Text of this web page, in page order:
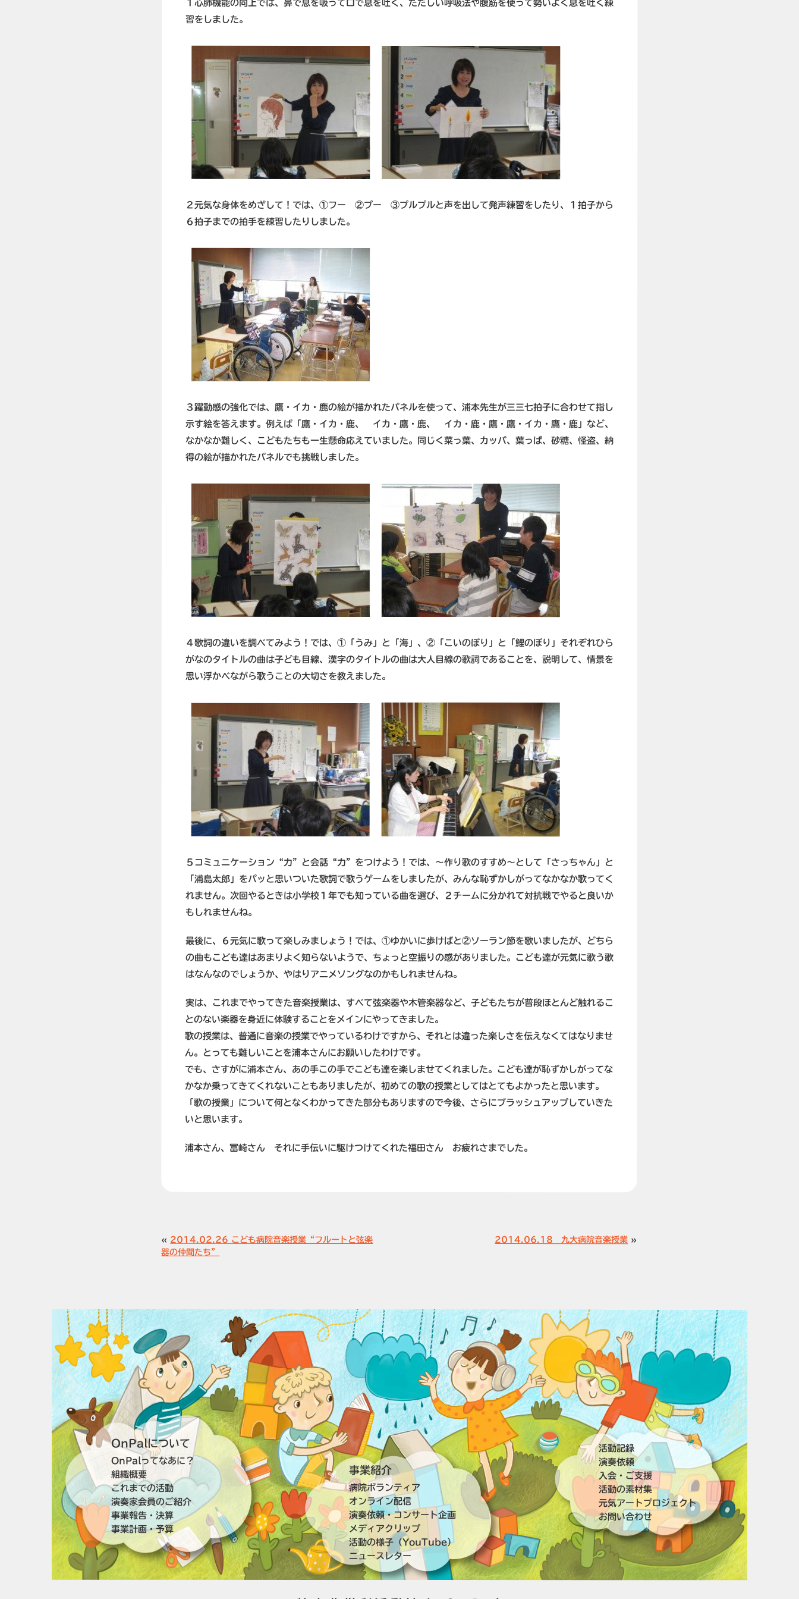
１心肺機能の向上では、鼻で息を吸って口で息を吐く、ただしい呼吸法や腹筋を使って勢いよく息を吐く練
習をしました。
２元気な身体をめざして！では、①フー ②プー ③プルプルと声を出して発声練習をしたり、１拍子から
６拍子までの拍手を練習したりしました。
３躍動感の強化では、鷹・イカ・鹿の絵が描かれたパネルを使って、浦本先生が三三七拍子に合わせて指し
示す絵を答えます。例えば「鷹・イカ・鹿、 イカ・鷹・鹿、 イカ・鹿・鷹・鷹・イカ・鷹・鹿」など、
なかなか難しく、こどもたちも一生懸命応えていました。同じく菜っ葉、カッパ、葉っぱ、砂糖、怪盗、納
得の絵が描かれたパネルでも挑戦しました。
４歌詞の違いを調べてみよう！では、①「うみ」と「海」、②「こいのぼり」と「鯉のぼり」それぞれひら
がなのタイトルの曲は子ども目線、漢字のタイトルの曲は大人目線の歌詞であることを、説明して、情景を
思い浮かべながら歌うことの大切さを教えました。
５コミュニケーション“力”と会話“力”をつけよう！では、～作り歌のすすめ～として「さっちゃん」と
「浦島太郎」をパッと思いついた歌詞で歌うゲームをしましたが、みんな恥ずかしがってなかなか歌ってく
れません。次回やるときは小学校１年でも知っている曲を選び、２チームに分かれて対抗戦でやると良いか
もしれませんね。
最後に、６元気に歌って楽しみましょう！では、①ゆかいに歩けばと②ソーラン節を歌いましたが、どちら
の曲もこども達はあまりよく知らないようで、ちょっと空振りの感がありました。こども達が元気に歌う歌
はなんなのでしょうか、やはりアニメソングなのかもしれませんね。
実は、これまでやってきた音楽授業は、すべて弦楽器や木管楽器など、子どもたちが普段ほとんど触れるこ
とのない楽器を身近に体験することをメインにやってきました。
歌の授業は、普通に音楽の授業でやっているわけですから、それとは違った楽しさを伝えなくてはなりませ
ん。とっても難しいことを浦本さんにお願いしたわけです。
でも、さすがに浦本さん、あの手この手でこども達を楽しませてくれました。こども達が恥ずかしがってな
かなか乗ってきてくれないこともありましたが、初めての歌の授業としてはとてもよかったと思います。
「歌の授業」について何となくわかってきた部分もありますので今後、さらにブラッシュアップしていきた
いと思います。
浦本さん、冨崎さん それに手伝いに駆けつけてくれた福田さん お疲れさまでした。
« 2014.02.26 こども病院音楽授業“フルートと弦楽
器の仲間たち”
2014.06.18 九大病院音楽授業 »
OnPalについて
OnPalってなあに？
組織概要
これまでの活動
演奏家会員のご紹介
事業報告・決算
事業計画・予算
事業紹介
病院ボランティア
オンライン配信
演奏依頼・コンサート企画
メディアクリップ
活動の様子（YouTube）
ニュースレター
活動記録
演奏依頼
入会・ご支援
活動の素材集
元気アートプロジェクト
お問い合わせ